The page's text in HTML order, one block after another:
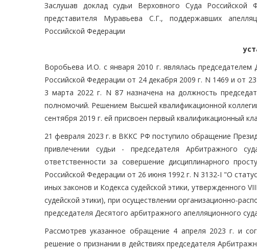
Заслушав доклад судьи Верховного Суда
представителя Муравьева С.Г., поддержавших
Российской Федерации
Воробьева И.О. с января 2010 г. являлась
Российской Федерации от 24 декабря 2009 г. N 1469 и от
3 марта 2022 г. N 87 назначена на должность
полномочий. Решением Высшей квалификационной
сентября 2019 г. ей присвоен первый квалификационный
21 февраля 2023 г. в ВККС РФ поступило обращение
привлечении судьи - председателя Арбитражного
ответственности за совершение дисциплинарного
Российской Федерации от 26 июня 1992 г. N 3132-I "О
иных законов и Кодекса судейской этики, утвержденного
судейской этики), при осуществлении организационно-
председателя Десятого арбитражного апелляционного
Рассмотрев указанное обращение 4 апреля 2023 г. и
решение о признании в действиях председателя